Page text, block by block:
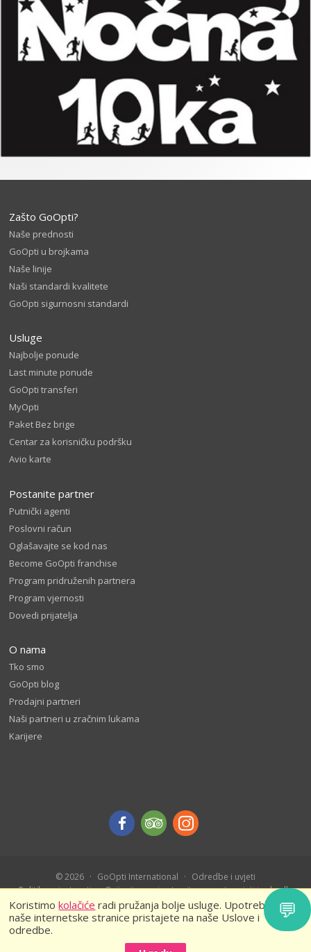
Koristimokolačiće radi pružanja bolje usluge. Upotrebom
naše internetske stranice pristajete na naše Uslove i
odredbe.
Zašto GoOpti?
Naše prednosti
GoOpti u brojkama
Naše linije
Naši standardi kvalitete
GoOpti sigurnosni standardi
Usluge
Najbolje ponude
Last minute ponude
GoOpti transferi
MyOpti
Paket Bez brige
Centar za korisničku podršku
Avio karte
Postanite partner
Putnički agenti
Poslovni račun
Oglašavajte se kod nas
Become GoOpti franchise
Program pridruženih partnera
Program vjernosti
Dovedi prijatelja
O nama
Tko smo
GoOpti blog
Prodajni partneri
Naši partneri u zračnim lukama
Karijere
© 2026 GoOpti International
Odredbe i uvjeti
Politika privatnosti
Ocijenite nas i ostvarite popust - uvjeti i odredbe
Rezerviši unaprijed – pravila i uslovi
💬